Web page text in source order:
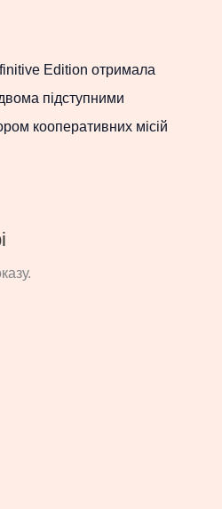
Edition отримала
підступними
кооперативних місій